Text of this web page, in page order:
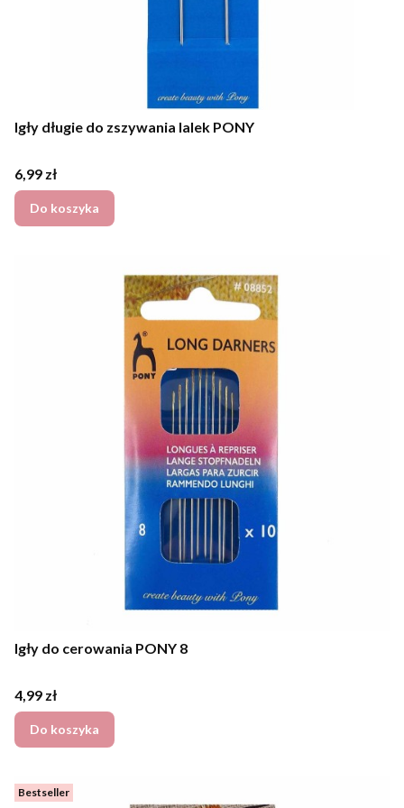
Igły długie do zszywania lalek PONY
Cena
6,99 zł
Do koszyka
Igły do cerowania PONY 8
Cena
4,99 zł
Do koszyka
Bestseller